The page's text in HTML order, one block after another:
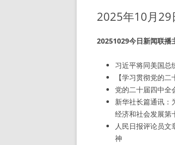
2025年10月29
20251029今日新闻联播
习近平将同美国总
【学习贯彻党的
党的二十届四中全
新华社长篇通讯
经济和社会发展第
人民日报评论员
神